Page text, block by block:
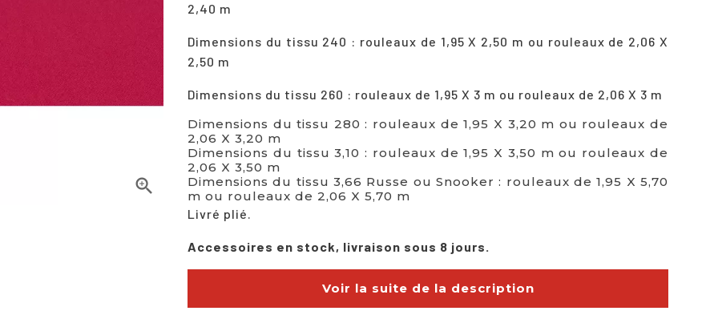

2,40 m
Dimensions du tissu 240 : rouleaux de 1,95 X 2,50 m ou rouleaux de 2,06 X
2,50 m
Dimensions du tissu 260 : rouleaux de 1,95 X 3 m ou rouleaux de 2,06 X 3 m
Dimensions du tissu 280 : rouleaux de 1,95 X 3,20 m ou rouleaux de
2,06 X 3,20 m
Dimensions du tissu 3,10 : rouleaux de 1,95 X 3,50 m ou rouleaux de
2,06 X 3,50 m
Dimensions du tissu 3,66 Russe ou Snooker : rouleaux de 1,95 X 5,70
m ou rouleaux de 2,06 X 5,70 m
Livré plié.
Accessoires en stock, livraison sous 8 jours.
Voir la suite de la description